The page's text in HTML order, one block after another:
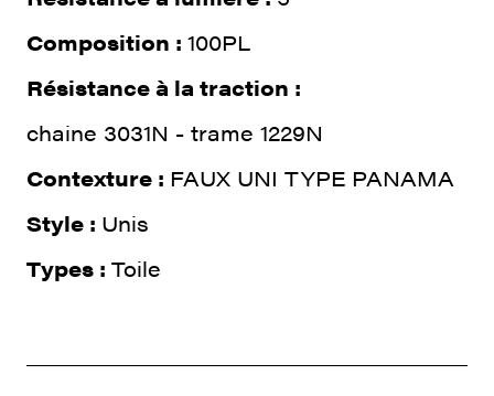
Composition : 100PL
Résistance à la traction :
chaine 3031N - trame 1229N
Contexture : FAUX UNI TYPE PANAMA
Style : Unis
Types : Toile